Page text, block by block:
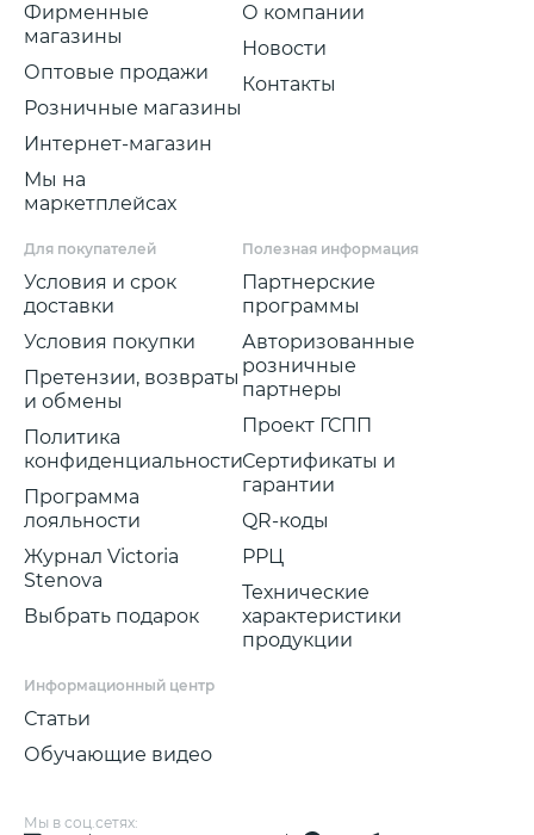
Фирменные
магазины
Оптовые продажи
Розничные магазины
Интернет-магазин
Мы на
маркетплейсах
О компании
Новости
Контакты
Для покупателей
Условия и срок
доставки
Условия покупки
Претензии, возвраты
и обмены
Политика
конфиденциальности
Программа
лояльности
Журнал Victoria
Stenova
Выбрать подарок
Полезная информация
Партнерские
программы
Авторизованные
розничные
партнеры
Проект ГСПП
Сертификаты и
гарантии
QR-коды
РРЦ
Технические
характеристики
продукции
Информационный центр
Статьи
Обучающие видео
Мы в соц.сетях: